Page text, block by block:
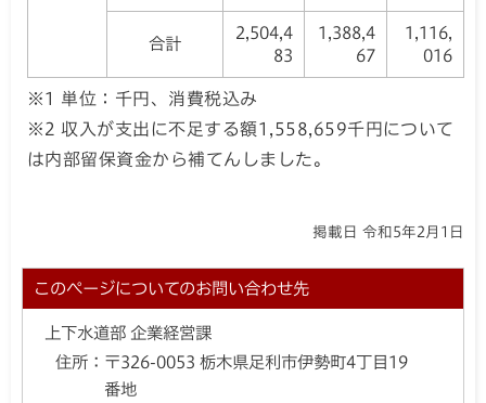
合計
2,504,4
83
1,388,4
67
1,116,
016
※1 単位：千円、消費税込み
※2 収入が支出に不足する額1,558,659千円について
は内部留保資金から補てんしました。
掲載日 令和5年2月1日
このページについてのお問い合わせ先
上下水道部 企業経営課
住所： 〒326-0053 栃木県足利市伊勢町4丁目19
番地